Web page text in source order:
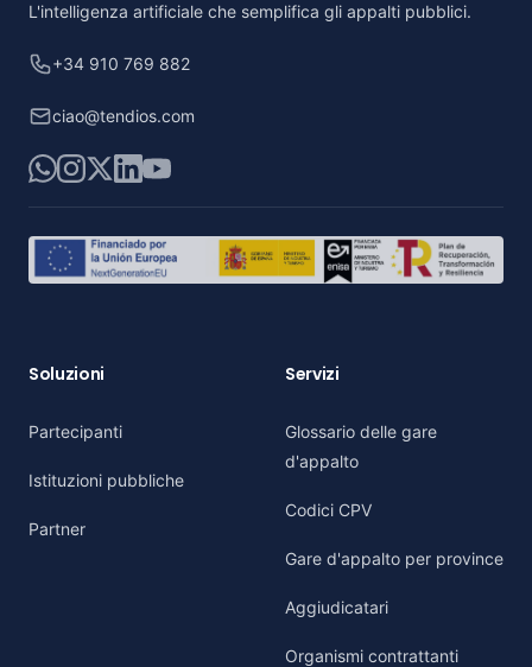
L'intelligenza artificiale che semplifica gli appalti pubblici.
+34 910 769 882
ciao@tendios.com
WhatsApp
Instagram
X LinkedIn
YouTube
Soluzioni
Partecipanti
Istituzioni pubbliche
Partner
Servizi
Glossario delle gare
d'appalto
Codici CPV
Gare d'appalto per province
Aggiudicatari
Organismi contrattanti